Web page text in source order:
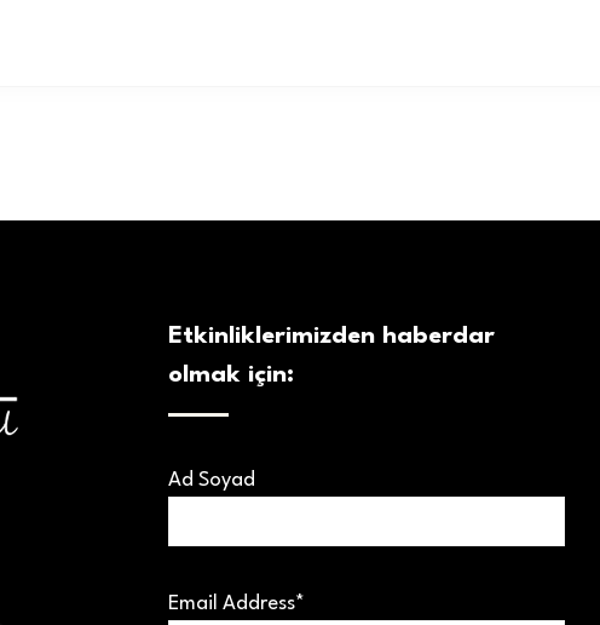
Etkinliklerimizden haberdar
olmak için:
Ad Soyad
Email Address*